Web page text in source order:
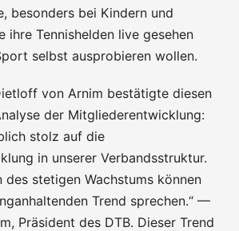
besonders bei Kindern und
ihre Tennishelden live gesehen
selbst ausprobieren wollen.
von Arnim bestätigte diesen
der Mitgliederentwicklung:
stolz auf die
in unserer Verbandsstruktur.
des stetigen Wachstums können
Trend sprechen.“ —
Präsident des DTB. Dieser Trend